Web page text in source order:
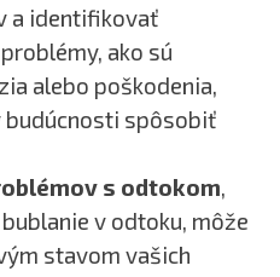
a identifikovať
ako sú
alebo poškodenia,
budúcnosti spôsobiť
s odtokom,
v odtoku, môže
stavom vašich